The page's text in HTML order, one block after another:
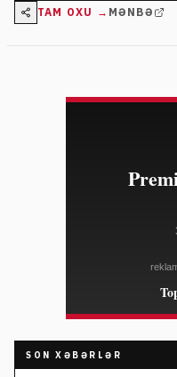
TAM OXU → MƏNBƏ
SON XƏBƏRLƏR